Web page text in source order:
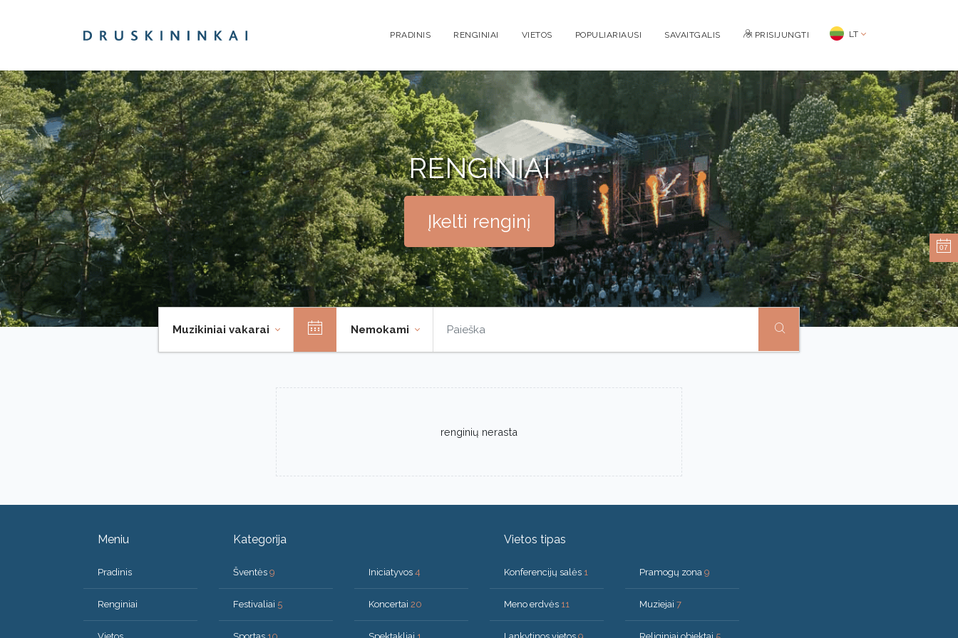
PRADINIS RENGINIAI VIETOS POPULIARIAUSI SAVAITGALIS PRISIJUNGTI LT
RENGINIAI
Įkelti renginį
Muzikiniai vakarai Nemokami
renginių nerasta
Meniu
Pradinis
Renginiai
Kategorija
Šventės 9
Festivaliai 5
Iniciatyvos 4
Koncertai 20
Vietos tipas
Konferencijų salės 1
Meno erdvės 11
Pramogų zona 9
Muziejai 7
07